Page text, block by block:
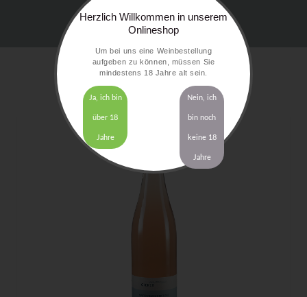
Herzlich Willkommen in unserem
Onlineshop
Um bei uns eine Weinbestellung
aufgeben zu können, müssen Sie
mindestens 18 Jahre alt sein.
Ja, ich bin
über 18
Jahre
Nein, ich
bin noch
keine 18
Jahre